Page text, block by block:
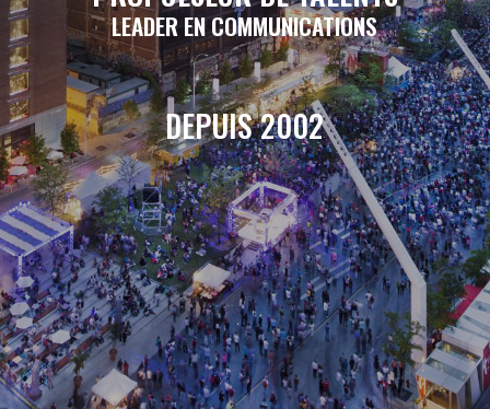
LEADER EN COMMUNICATIONS
DEPUIS 2002